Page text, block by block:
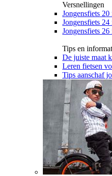
Versnellingen
Jongensfiets
Jongensfiets
Jongensfiets
Tips en
De juiste maat
Leren fietsen
Tips aanschaf